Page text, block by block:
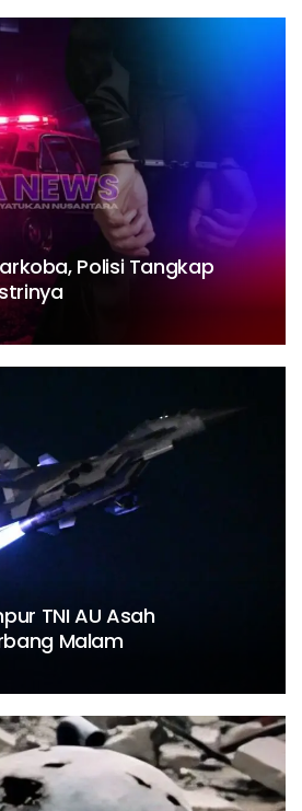
Polisi Tangkap
TNI AU Asah
Malam